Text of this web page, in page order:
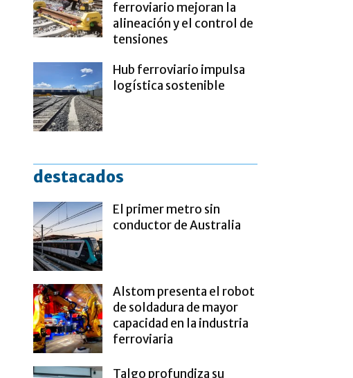
ferroviario mejoran la
alineación y el control de
tensiones
Hub ferroviario impulsa
logística sostenible
destacados
El primer metro sin
conductor de Australia
Alstom presenta el robot
de soldadura de mayor
capacidad en la industria
ferroviaria
Talgo profundiza su